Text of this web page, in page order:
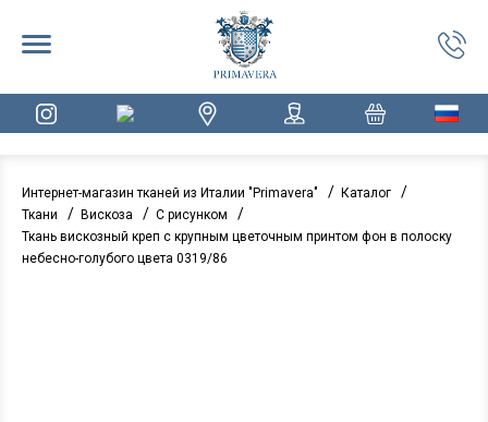
Интернет-магазин тканей из Италии "Primavera" / Каталог /
Ткани / Вискоза / С рисунком /
Ткань вискозный креп с крупным цветочным принтом фон в полоску
небесно-голубого цвета 0319/86